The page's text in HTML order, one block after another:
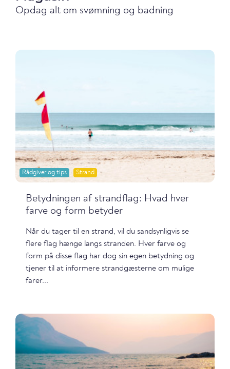
Opdag alt om svømning og badning
Rådgiver og tips Strand
Betydningen af strandflag: Hvad hver
farve og form betyder
Når du tager til en strand, vil du sandsynligvis se
flere flag hænge langs stranden. Hver farve og
form på disse flag har dog sin egen betydning og
tjener til at informere strandgæsterne om mulige
farer...